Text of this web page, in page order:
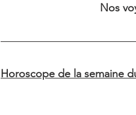
Nos
Horoscope de la semaine